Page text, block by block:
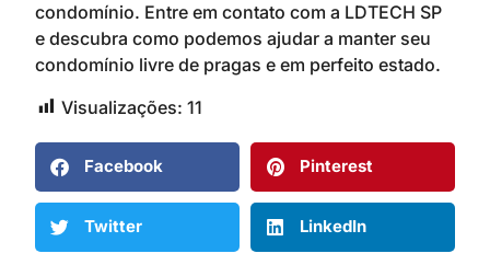
condomínio. Entre em contato com a LDTECH SP
e descubra como podemos ajudar a manter seu
condomínio livre de pragas e em perfeito estado.
Visualizações: 11
Facebook Pinterest
Twitter LinkedIn